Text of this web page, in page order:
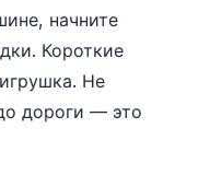
начните
Короткие
Не
дороги — это